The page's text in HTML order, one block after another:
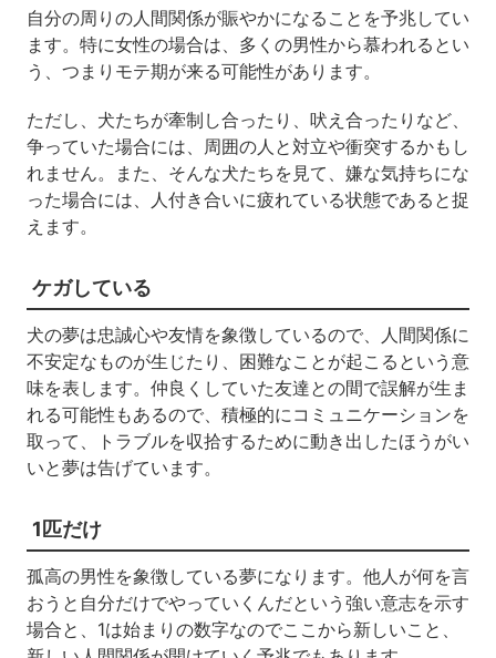
自分の周りの人間関係が賑やかになることを予兆してい
ます。特に女性の場合は、多くの男性から慕われるとい
う、つまりモテ期が来る可能性があります。
ただし、犬たちが牽制し合ったり、吠え合ったりなど、
争っていた場合には、周囲の人と対立や衝突するかもし
れません。また、そんな犬たちを見て、嫌な気持ちにな
った場合には、人付き合いに疲れている状態であると捉
えます。
ケガしている
犬の夢は忠誠心や友情を象徴しているので、人間関係に
不安定なものが生じたり、困難なことが起こるという意
味を表します。仲良くしていた友達との間で誤解が生ま
れる可能性もあるので、積極的にコミュニケーションを
取って、トラブルを収拾するために動き出したほうがい
いと夢は告げています。
1匹だけ
孤高の男性を象徴している夢になります。他人が何を言
おうと自分だけでやっていくんだという強い意志を示す
場合と、1は始まりの数字なのでここから新しいこと、